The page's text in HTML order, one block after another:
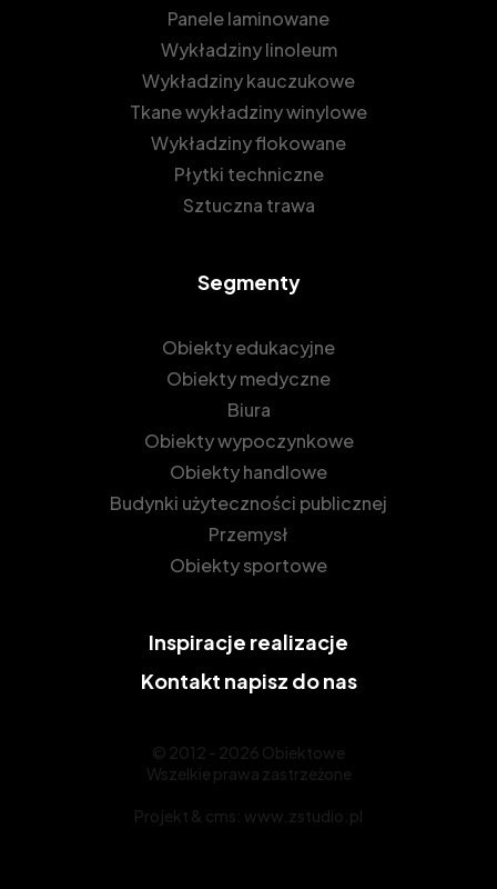
Panele laminowane
Wykładziny linoleum
Wykładziny kauczukowe
Tkane wykładziny winylowe
Wykładziny flokowane
Płytki techniczne
Sztuczna trawa
Segmenty
Obiekty edukacyjne
Obiekty medyczne
Biura
Obiekty wypoczynkowe
Obiekty handlowe
Budynki użyteczności publicznej
Przemysł
Obiekty sportowe
Inspiracje realizacje
Kontakt napisz do nas
© 2012 - 2026 Obiektowe
Wszelkie prawa zastrzeżone
Projekt & cms: www.zstudio.pl